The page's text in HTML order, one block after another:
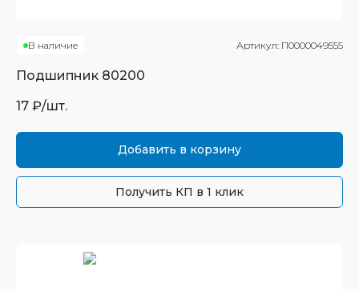
В наличие Артикул: П0000049555
Подшипник 80200
17 ₽/шт.
Добавить в корзину
Получить КП в 1 клик